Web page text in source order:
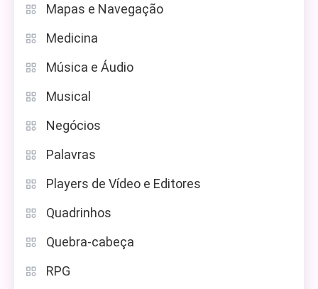
Mapas e Navegação
Medicina
Música e Áudio
Musical
Negócios
Palavras
Players de Vídeo e Editores
Quadrinhos
Quebra-cabeça
RPG